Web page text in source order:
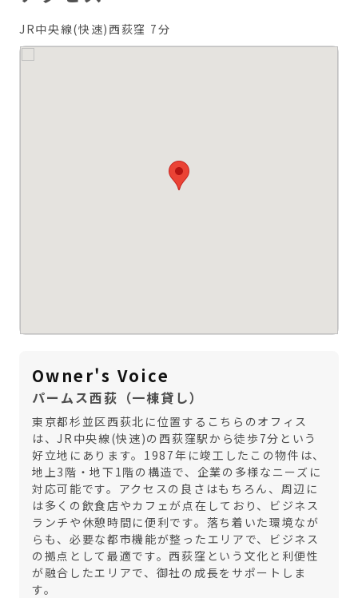
JR中央線(快速)西荻窪 7分
Owner's Voice
パームス西荻（一棟貸し）
東京都杉並区西荻北に位置するこちらのオフィス
は、JR中央線(快速)の西荻窪駅から徒歩7分という
好立地にあります。1987年に竣工したこの物件は、
地上3階・地下1階の構造で、企業の多様なニーズに
対応可能です。アクセスの良さはもちろん、周辺に
は多くの飲食店やカフェが点在しており、ビジネス
ランチや休憩時間に便利です。落ち着いた環境なが
らも、必要な都市機能が整ったエリアで、ビジネス
の拠点として最適です。西荻窪という文化と利便性
が融合したエリアで、御社の成長をサポートしま
す。